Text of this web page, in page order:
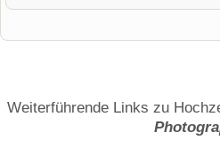
Weiterführende Links zu